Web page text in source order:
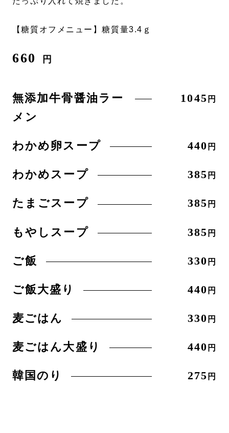
【糖質オフメニュー】糖質量3.4ｇ
660 円
無添加牛骨醤油ラー
メン
1045 円
わかめ卵スープ 440 円
わかめスープ 385 円
たまごスープ 385 円
もやしスープ 385 円
ご飯 330 円
ご飯大盛り 440 円
麦ごはん 330 円
麦ごはん大盛り 440 円
韓国のり 275 円